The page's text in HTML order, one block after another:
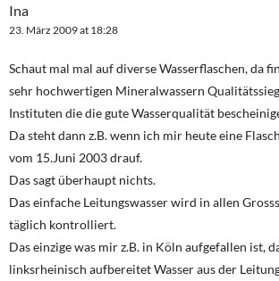
Ina
23. März 2009 at 18:28
Schaut mal mal auf diverse Wasserflaschen, da
sehr hochwertigen Mineralwassern
Instituten die die gute Wasserqualität
Da steht dann z.B. wenn ich mir heute eine
vom 15.Juni 2003 drauf.
Das sagt überhaupt nichts.
Das einfache Leitungswasser wird in allen
täglich kontrolliert.
Das einzige was mir z.B. in Köln aufgefallen ist,
linksrheinisch aufbereitet Wasser aus der